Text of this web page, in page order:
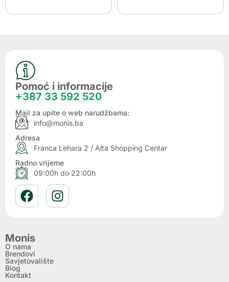
Pomoć i informacije
+387 33 592 520
Mail za upite o web narudžbama:
info@monis.ba
Adresa
Franca Lehara 2 / Alta Shopping Centar
Radno vrijeme
09:00h do 22:00h
Monis
O nama
Brendovi
Savjetovalište
Blog
Kontakt